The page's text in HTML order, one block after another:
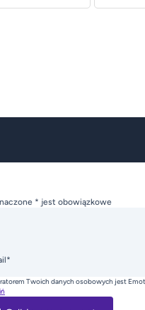
* jest obowiązkowe
Twoich danych osobowych jest